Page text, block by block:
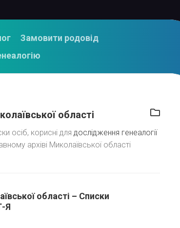
Замовити родовід
області
осіб, корисні для дослідження генеалогії
архіві Миколаївської області
області – Списки
Я